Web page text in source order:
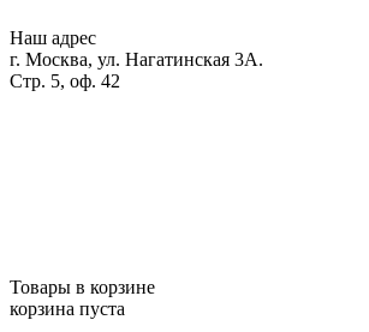
Наш адрес
г. Москва, ул. Нагатинская 3А.
Стр. 5, оф. 42
Товары в корзине
корзина пуста